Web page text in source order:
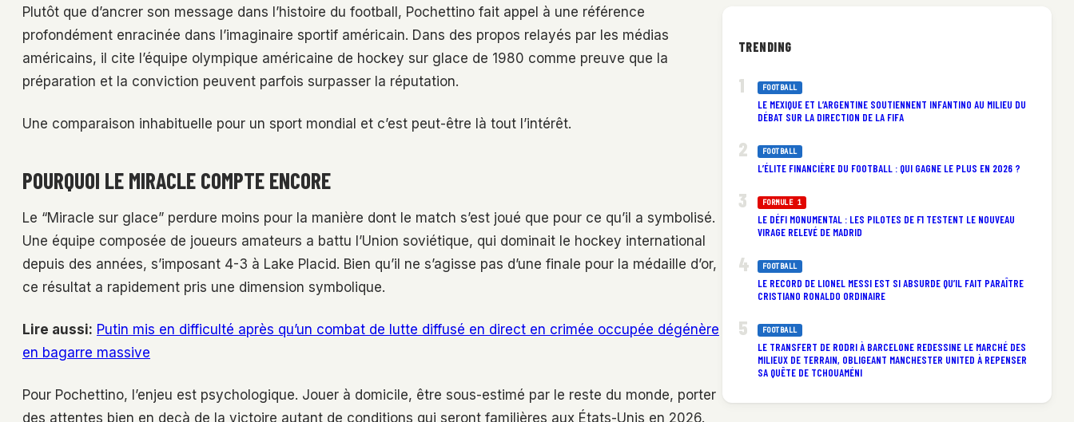
Plutôt que d’ancrer son message dans l’histoire du football, Pochettino fait appel à une référence
profondément enracinée dans l’imaginaire sportif américain. Dans des propos relayés par les médias
américains, il cite l’équipe olympique américaine de hockey sur glace de 1980 comme preuve que la
préparation et la conviction peuvent parfois surpasser la réputation.
Une comparaison inhabituelle pour un sport mondial et c’est peut-être là tout l’intérêt.
POURQUOI LE MIRACLE COMPTE ENCORE
Le “Miracle sur glace” perdure moins pour la manière dont le match s’est joué que pour ce qu’il a symbolisé.
Une équipe composée de joueurs amateurs a battu l’Union soviétique, qui dominait le hockey international
depuis des années, s’imposant 4-3 à Lake Placid. Bien qu’il ne s’agisse pas d’une finale pour la médaille d’or,
ce résultat a rapidement pris une dimension symbolique.
Lire aussi: Putin mis en difficulté après qu’un combat de lutte diffusé en direct en crimée occupée dégénère
en bagarre massive
Pour Pochettino, l’enjeu est psychologique. Jouer à domicile, être sous-estimé par le reste du monde, porter
des attentes bien en deçà de la victoire autant de conditions qui seront familières aux États-Unis en 2026.
TRENDING
FOOTBALL
LE MEXIQUE ET L’ARGENTINE SOUTIENNENT INFANTINO AU MILIEU DU
DÉBAT SUR LA DIRECTION DE LA FIFA
FOOTBALL
L’ÉLITE FINANCIÈRE DU FOOTBALL : QUI GAGNE LE PLUS EN 2026 ?
FORMULE 1
LE DÉFI MONUMENTAL : LES PILOTES DE F1 TESTENT LE NOUVEAU
VIRAGE RELEVÉ DE MADRID
FOOTBALL
LE RECORD DE LIONEL MESSI EST SI ABSURDE QU’IL FAIT PARAÎTRE
CRISTIANO RONALDO ORDINAIRE
FOOTBALL
LE TRANSFERT DE RODRI À BARCELONE REDESSINE LE MARCHÉ DES
MILIEUX DE TERRAIN, OBLIGEANT MANCHESTER UNITED À REPENSER
SA QUÊTE DE TCHOUAMÉNI